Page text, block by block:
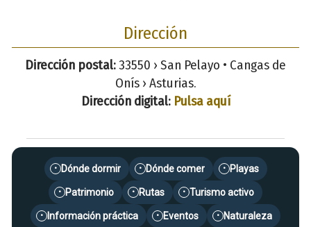
Dirección
Dirección postal:33550 › San Pelayo • Cangas de
Onís › Asturias.
Dirección digital: Pulsa aquí
• Dónde dormir • Dónde comer • Playas
• Patrimonio • Rutas • Turismo activo
• Información práctica • Eventos • Naturaleza